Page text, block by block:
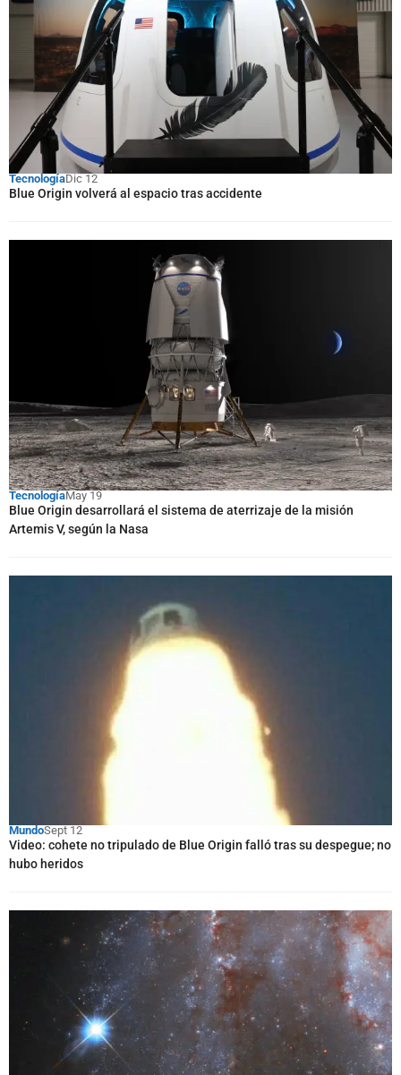
TecnologíaDic 12
Blue Origin volverá al espacio tras accidente
TecnologíaMay 19
Blue Origin desarrollará el sistema de aterrizaje de la misión
Artemis V, según la Nasa
MundoSept 12
Video: cohete no tripulado de Blue Origin falló tras su despegue; no
hubo heridos